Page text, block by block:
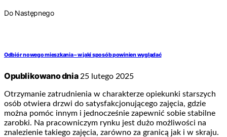
Do Następnego
Odbiór nowego mieszkania – w jaki sposób powinien wyglądać
Opublikowano dnia25 lutego 2025
Otrzymanie zatrudnienia w charakterze opiekunki starszych
osób otwiera drzwi do satysfakcjonującego zajęcia, gdzie
można pomóc innym i jednocześnie zapewnić sobie stabilne
zarobki. Na pracowniczym rynku jest dużo możliwości na
znalezienie takiego zajęcia, zarówno za granicą jak i w skraju.